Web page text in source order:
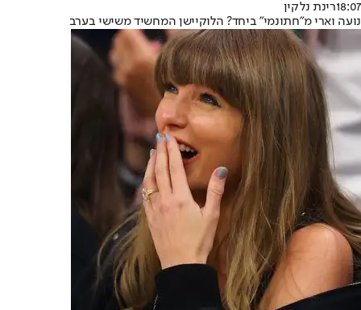
18:07רינת נלקין
נועה וארי מ"חתונמי" ביחד? הלוקיישן המחשיד משישי בערב